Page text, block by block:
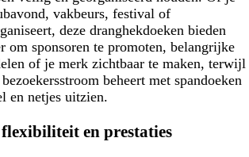
vakbeurs, festival of
deze dranghekdoeken bieden
om sponsoren te promoten, belangrijke
of je merk zichtbaar te maken, terwijl
beheert met spandoeken
en netjes uitzien.
en prestaties